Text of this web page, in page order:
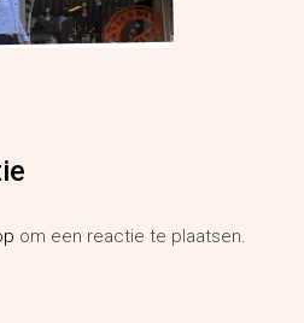
om een reactie te plaatsen.